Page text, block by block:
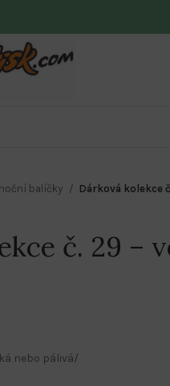
balíčky Dárková kolekce
č. 29 –
nebo pálivá/